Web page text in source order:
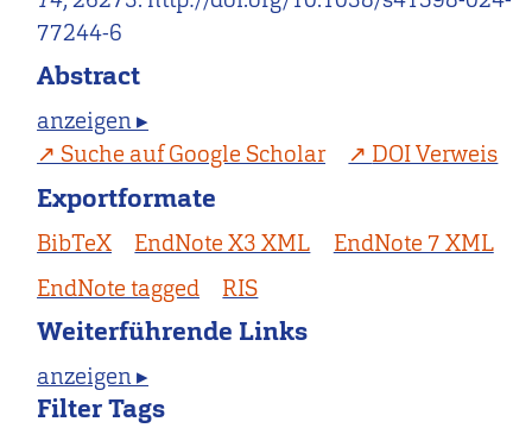
77244-6
Abstract
anzeigen ▸
Suche auf Google Scholar
DOI Verweis
Exportformate
BibTeX EndNote X3 XML
EndNote 7 XML
EndNote tagged
RIS
Weiterführende Links
anzeigen ▸
Filter Tags